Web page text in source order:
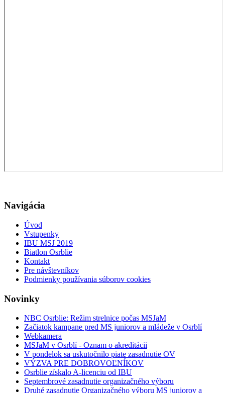
Navigácia
Úvod
Vstupenky
IBU MSJ 2019
Biatlon Osrblie
Kontakt
Pre návštevníkov
Podmienky používania súborov cookies
Novinky
NBC Osrblie: Režim strelnice počas MSJaM
Začiatok kampane pred MS juniorov a mládeže v Osrblí
Webkamera
MSJaM v Osrblí - Oznam o akreditácii
V pondelok sa uskutočnilo piate zasadnutie OV
VÝZVA PRE DOBROVOĽNÍKOV
Osrblie získalo A-licenciu od IBU
Septembrové zasadnutie organizačného výboru
Druhé zasadnutie Organizačného výboru MS juniorov a